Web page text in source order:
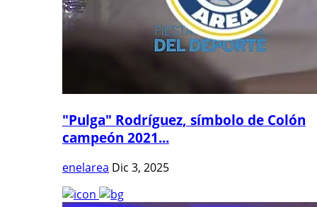
"Pulga" Rodríguez, símbolo de Colón
campeón 2021...
enelarea Dic 3, 2025